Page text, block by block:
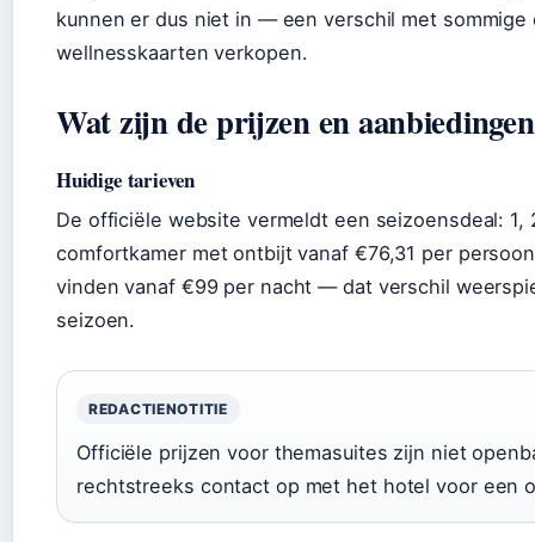
kunnen er dus niet in — een verschil met
wellnesskaarten verkopen.
Wat zijn de prijzen en
Huidige tarieven
De officiële website vermeldt een seizoensdeal:
comfortkamer met ontbijt vanaf €76,31 per
vinden vanaf €99 per nacht — dat verschil
seizoen.
REDACTIENOTITIE
Officiële prijzen voor themasuites zijn niet
rechtstreeks contact op met het hotel voor een